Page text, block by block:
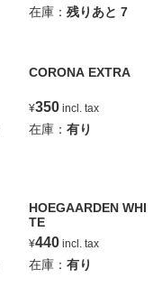
在庫： 残りあと 7
CORONA EXTRA
¥350incl. tax
在庫： 有り
HOEGAARDEN WHI
TE
¥440incl. tax
在庫： 有り